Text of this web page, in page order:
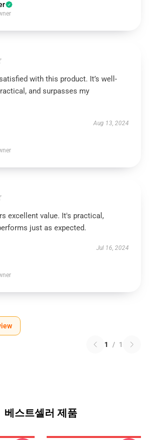
with this product. It’s well-
and surpasses my
Aug 13, 2024
excellent value. It's practical,
just as expected.
Jul 16, 2024
1 / 1
베스트셀러 제품